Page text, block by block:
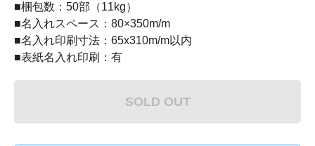
■梱包数：50部（11kg）
■名入れスペース：80×350m/m
■名入れ印刷寸法：65x310m/m以内
■表紙名入れ印刷：有
SOLD OUT